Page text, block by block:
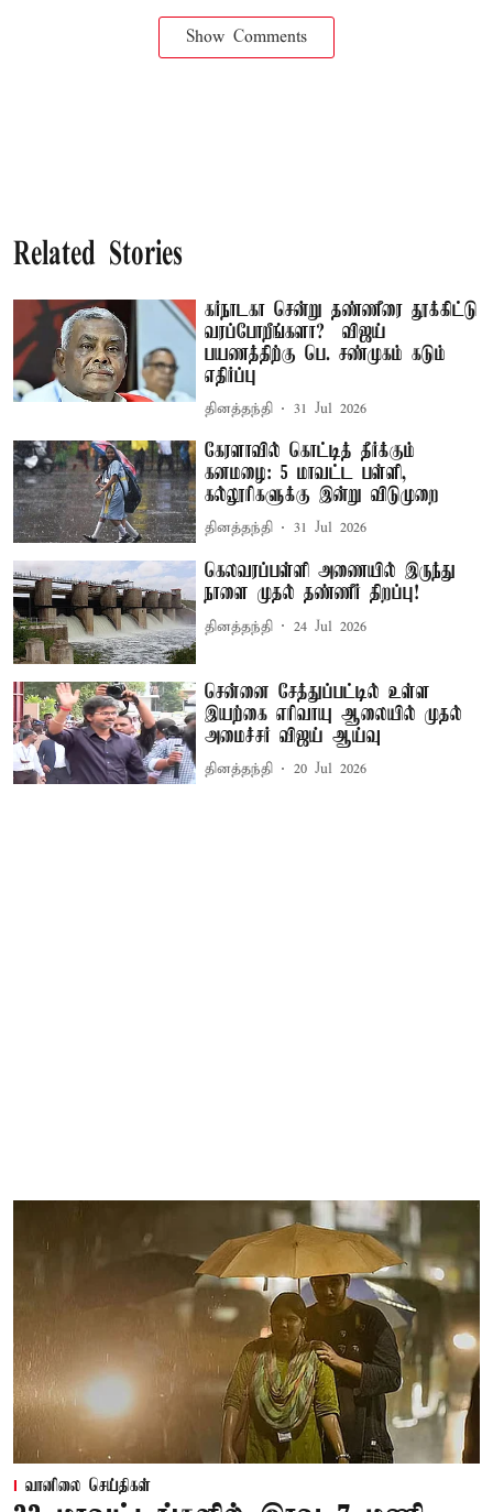
Show Comments
Related Stories
கர்நாடகா சென்று தண்ணீரை தூக்கிட்டு
வரப்போறீங்களா? – விஜய்
பயணத்திற்கு பெ. சண்முகம் கடும்
எதிர்ப்பு
தினத்தந்தி 31 Jul 2026
கேரளாவில் கொட்டித் தீர்க்கும்
கனமழை: 5 மாவட்ட பள்ளி,
கல்லூரிகளுக்கு இன்று விடுமுறை
தினத்தந்தி 31 Jul 2026
கெலவரப்பள்ளி அணையில் இருந்து
நாளை முதல் தண்ணீர் திறப்பு!
தினத்தந்தி 24 Jul 2026
சென்னை சேத்துப்பட்டில் உள்ள
இயற்கை எரிவாயு ஆலையில் முதல்
அமைச்சர் விஜய் ஆய்வு
தினத்தந்தி 20 Jul 2026
வானிலை செய்திகள்